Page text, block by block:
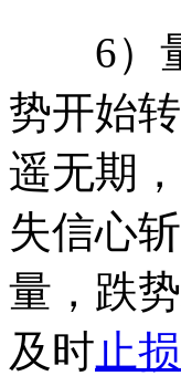
6）量
势开始
遥无期
失信心
量，跌
及时 止损